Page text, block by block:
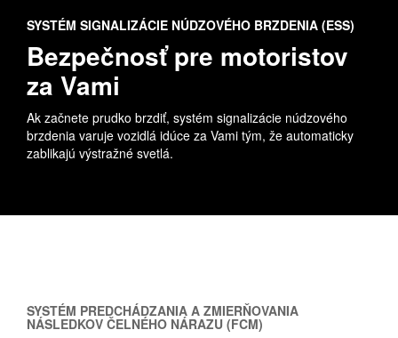
SYSTÉM SIGNALIZÁCIE NÚDZOVÉHO BRZDENIA (ESS)
Bezpečnosť pre motoristov
za Vami
Ak začnete prudko brzdiť, systém signalizácie núdzového
brzdenia varuje vozidlá idúce za Vami tým, že automaticky
zablikajú výstražné svetlá.
SYSTÉM PREDCHÁDZANIA A ZMIERŇOVANIA
NÁSLEDKOV ČELNÉHO NÁRAZU (FCM)